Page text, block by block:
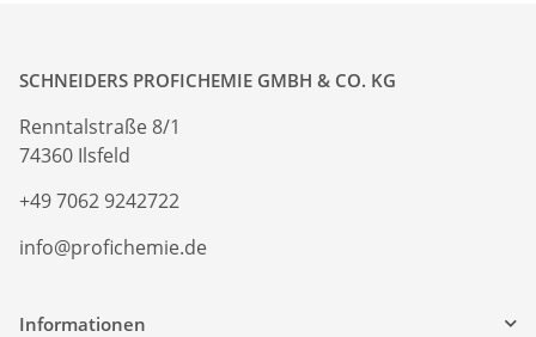
SCHNEIDERS PROFICHEMIE GMBH & CO. KG
Renntalstraße 8/1
74360 Ilsfeld
+49 7062 9242722
info@profichemie.de
Informationen